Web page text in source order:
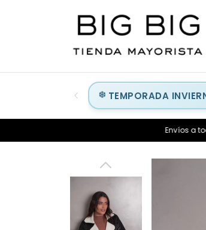
TEMPORADA
Envíos a todo el País